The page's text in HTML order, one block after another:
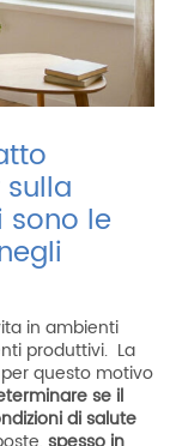
sono le
in ambienti
produttivi. La
questo motivo
se il
di salute